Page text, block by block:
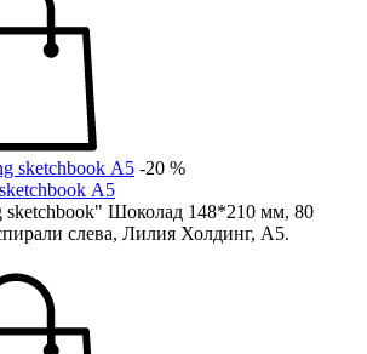
-20 %
А5
sketchbook" Шоколад 148*210 мм, 80
слева, Лилия Холдинг, А5.